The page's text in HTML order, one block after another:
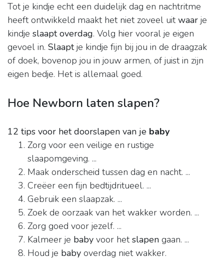
Tot je kindje echt een duidelijk dag en nachtritme
heeft ontwikkeld maakt het niet zoveel uitwaar je
kindje slaapt overdag. Volg hier vooral je eigen
gevoel in. Slaaptje kindje fijn bij jou in de draagzak
of doek, bovenop jou in jouw armen, of juist in zijn
eigen bedje. Het is allemaal goed.
Hoe Newborn laten slapen?
12 tips voor het doorslapen van je baby
Zorg voor een veilige en rustige
slaapomgeving. ...
Maak onderscheid tussen dag en nacht. ...
Creëer een fijn bedtijdritueel. ...
Gebruik een slaapzak. ...
Zoek de oorzaak van het wakker worden. ...
Zorg goed voor jezelf. ...
Kalmeer je baby voor hetslapen gaan. ...
Houd je baby overdag niet wakker.